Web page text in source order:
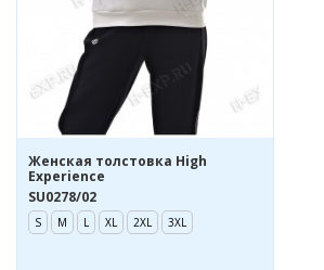
Женская толстовка High
Experience
SU0278/02
S M L XL 2XL 3XL